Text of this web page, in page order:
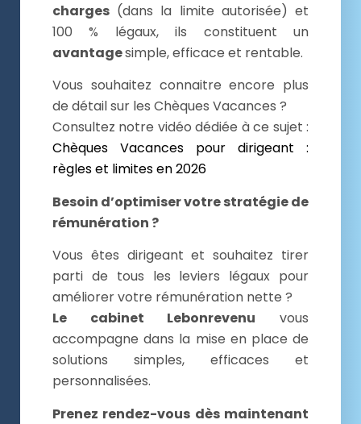
charges (dans la limite autorisée) et
100 % légaux, ils constituent un
avantagesimple, efficace et rentable.
Vous souhaitez connaitre encore plus
de détail sur les Chèques Vacances ?
Consultez notre vidéo dédiée à ce sujet :
Chèques Vacances pour dirigeant :
règles et limites en 2026
Besoin d’optimiser votre stratégie de
rémunération ?
Vous êtes dirigeant et souhaitez tirer
parti de tous les leviers légaux pour
améliorer votre rémunération nette ?
Le cabinet Lebonrevenu vous
accompagne dans la mise en place de
solutions simples, efficaces et
personnalisées.
Prenez rendez-vous dès maintenant